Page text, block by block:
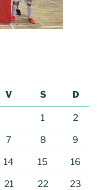
V S D
1 2
7 8 9
14 15 16
21 22 23